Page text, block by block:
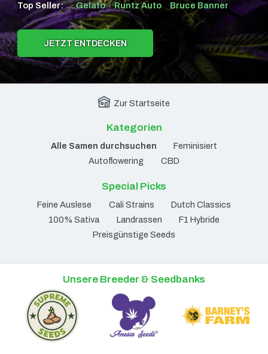
Top Seller: Gelato Runtz Auto Bruce Banner
JETZT ENTDECKEN
Zur Startseite
Kategorien
Alle Samen durchsuchen
Feminisiert
Autoflowering
CBD
Special Picks
Feine Auslese Cali Strains
Dutch Classics
100% Sativa
Landrassen
F1 Hybride
Preisgünstige Seeds
Unsere Breeder & Seedbanks